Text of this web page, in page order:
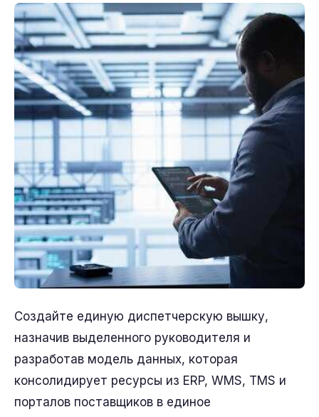
Создайте единую диспетчерскую вышку,
назначив выделенного руководителя и
разработав модель данных, которая
консолидирует ресурсы из ERP, WMS, TMS и
порталов поставщиков в единое